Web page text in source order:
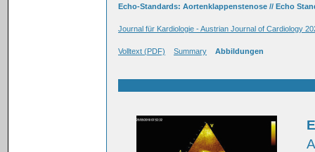
Echo-Standards: Aortenklappenstenose // Echo
Journal für Kardiologie - Austrian Journal of Cardiology
Volltext (PDF) Summary Abbildungen